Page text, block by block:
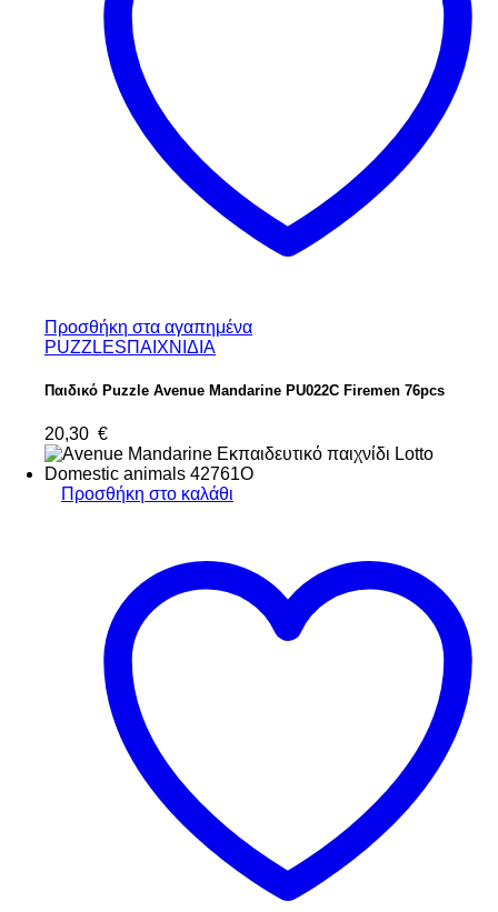
Προσθήκη στα αγαπημένα
PUZZLESΠΑΙΧΝΙΔΙΑ
Παιδικό Puzzle Avenue Mandarine PU022C Firemen 76pcs
20,30 €
Προσθήκη στο καλάθι